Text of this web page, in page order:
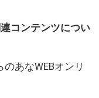
コンテンツについ
あなWEBオンリ